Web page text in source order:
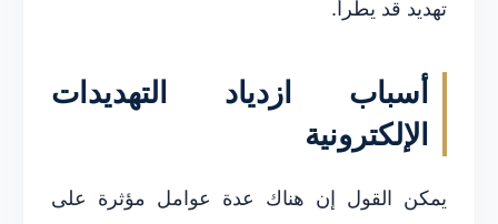
تهديد قد يطرأ.
أسباب ازدياد التهديدات
الإلكترونية
يمكن القول إن هناك عدة عوامل مؤثرة على